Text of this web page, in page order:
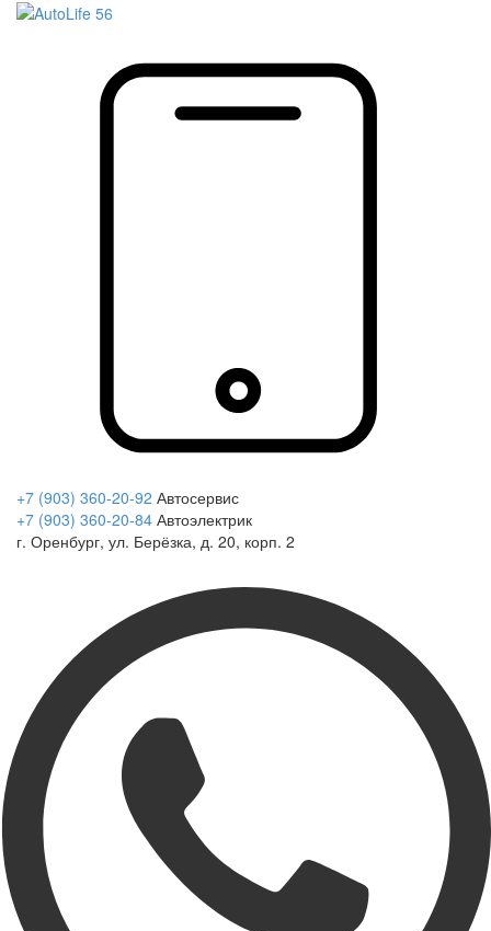
+7 (903) 360-20-92 Автосервис
+7 (903) 360-20-84 Автоэлектрик
г. Оренбург, ул. Берёзка, д. 20, корп. 2